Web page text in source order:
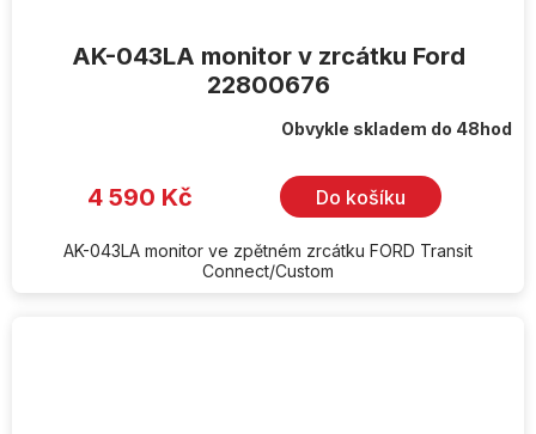
AK-043LA monitor v zrcátku Ford
22800676
Obvykle skladem do 48hod
4 590 Kč Do košíku
AK-043LA monitor ve zpětném zrcátku FORD Transit
Connect/Custom